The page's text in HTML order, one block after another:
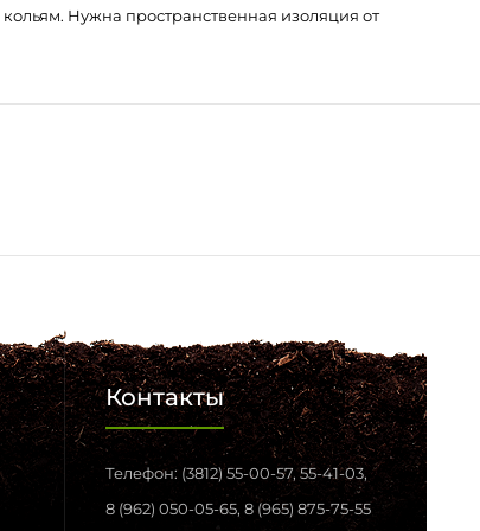
Нужна пространственная изоляция от
Контакты
Телефон: (3812) 55-00-57, 55-41-03,
8 (962) 050-05-65, 8 (965) 875-75-55